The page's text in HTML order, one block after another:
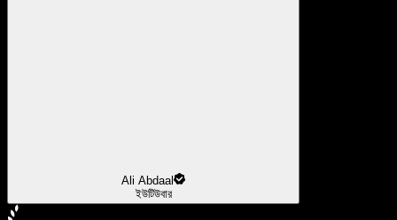
Ali Abdaal
ইউটিউবার